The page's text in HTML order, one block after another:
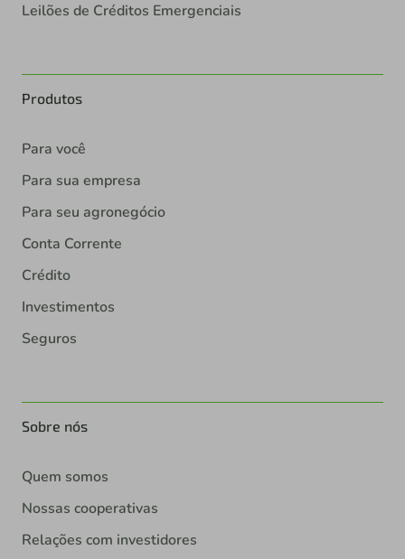
Leilões de Créditos Emergenciais
Produtos
Para você
Para sua empresa
Para seu agronegócio
Conta Corrente
Crédito
Investimentos
Seguros
Sobre nós
Quem somos
Nossas cooperativas
Relações com investidores